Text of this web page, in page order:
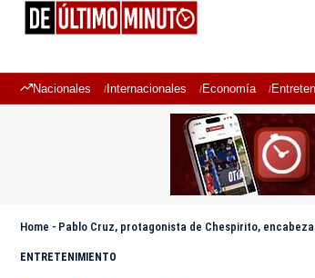
Nacionales Internacionales Economía
Home - Pablo Cruz, protagonista de Chespirito,
ENTRETENIMIENTO